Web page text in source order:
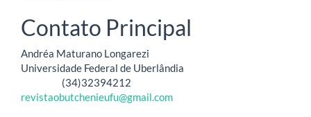
Contato Principal
Andréa Maturano Longarezi
Universidade Federal de Uberlândia
(34)32394212
revistaobutchenieufu@gmail.com